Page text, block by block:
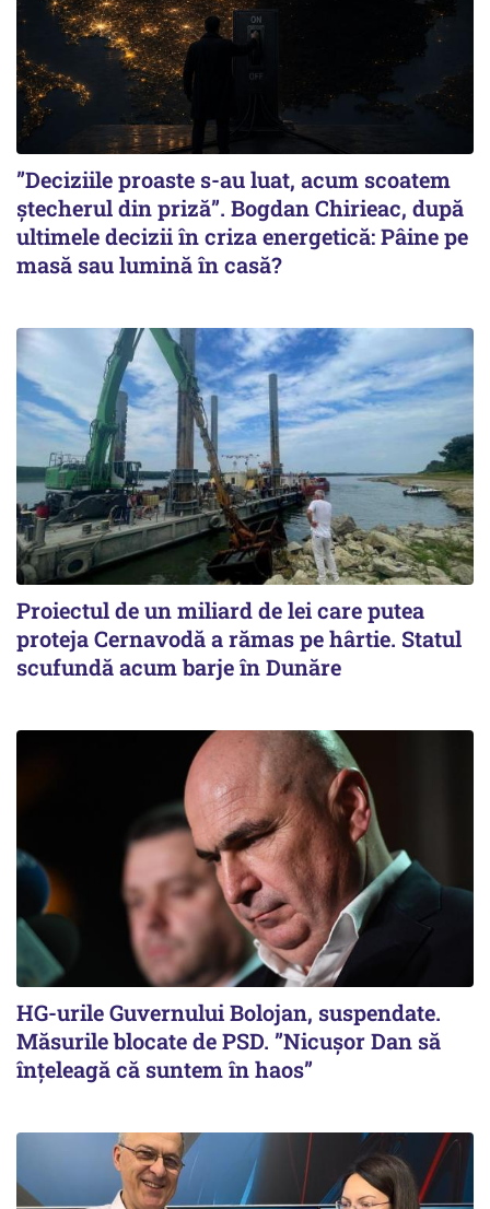
”Deciziile proaste s-au luat, acum scoatem
ștecherul din priză”. Bogdan Chirieac, după
ultimele decizii în criza energetică: Pâine pe
masă sau lumină în casă?
Proiectul de un miliard de lei care putea
proteja Cernavodă a rămas pe hârtie. Statul
scufundă acum barje în Dunăre
HG-urile Guvernului Bolojan, suspendate.
Măsurile blocate de PSD. ”Nicușor Dan să
înțeleagă că suntem în haos”